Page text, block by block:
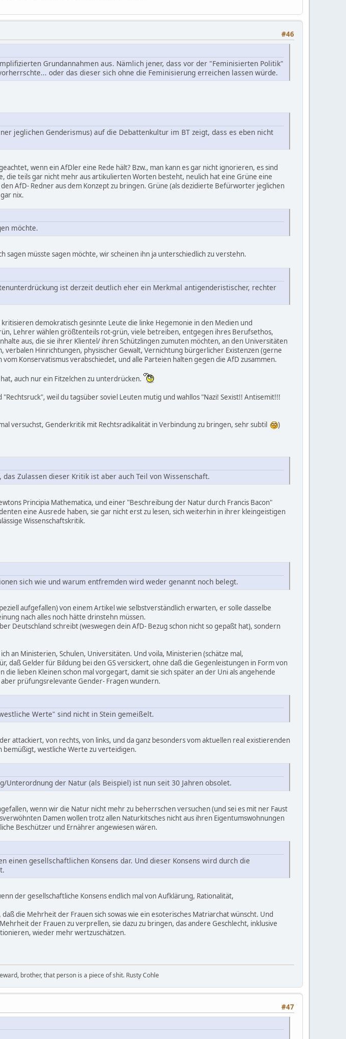
#46
Grundannahmen aus. Nämlich jener, dass vor der "Feminisierten Politik"
oder das dieser sich ohne die Feminisierung erreichen lassen würde.
jeglichen Genderismus) auf die Debattenkultur im BT zeigt, dass es eben nicht
wenn ein AfDler eine Rede hält? Bzw., man kann es gar nicht ignorieren, es sind
die teils gar nicht mehr aus artikulierten Worten besteht, neulich hat eine Grüne eine
AfD- Redner aus dem Konzept zu bringen. Grüne (als dezidierte Befürworter jeglichen
nix.
möchte.
müsste sagen möchte, wir scheinen ihn ja unterschiedlich zu verstehn.
ist derzeit deutlich eher ein Merkmal antigenderistischer, rechter
demokratisch gesinnte Leute die linke Hegemonie in den Medien und
Lehrer wählen größtenteils rot-grün, viele betreiben, entgegen ihres Berufsethos,
aus, die sie ihrer Klientel/ ihren Schützlingen zumuten möchten, an den Universitäten
Hinrichtungen, physischer Gewalt, Vernichtung bürgerlicher Existenzen (gerne
Konservatismus verabschiedet, und alle Parteien halten gegen die AfD zusammen.
auch nur ein Fitzelchen zu unterdrücken.
weil du tagsüber soviel Leuten mutig und wahllos "Nazi! Sexist!! Antisemit!!!
versuchst, Genderkritik mit Rechtsradikalität in Verbindung zu bringen, sehr subtil
)
Zulassen dieser Kritik ist aber auch Teil von Wissenschaft.
Principia Mathematica, und einer "Beschreibung der Natur durch Francis Bacon"
eine Ausrede haben, sie gar nicht erst zu lesen, sich weiterhin in ihrer kleingeistigen
Wissenschaftskritik.
sich wie und warum entfremden wird weder genannt noch belegt.
aufgefallen) von einem Artikel wie selbstverständlich erwarten, er solle dasselbe
nach alles noch hätte drinstehn müssen.
Deutschland schreibt (weswegen dein AfD- Bezug schon nicht so gepaßt hat), sondern
an Ministerien, Schulen, Universitäten. Und voila, Ministerien (schätze mal,
daß Gelder für Bildung bei den GS versickert, ohne daß die Gegenleistungen in Form von
lieben Kleinen schon mal vorgegart, damit sie sich später an der Uni als angehende
prüfungsrelevante Gender- Fragen wundern.
Werte" sind nicht in Stein gemeißelt.
attackiert, von rechts, von links, und da ganz besonders vom aktuellen real existierenden
bemüßigt, westliche Werte zu verteidigen.
Unterordnung der Natur (als Beispiel) ist nun seit 30 Jahren obsolet.
wenn wir die Natur nicht mehr zu beherrschen versuchen (und sei es mit ner Faust
Damen wollen trotz allen Naturkitsches nicht aus ihren Eigentumswohnungen
Beschützer und Ernährer angewiesen wären.
gesellschaftlichen Konsens dar. Und dieser Konsens wird durch die
der gesellschaftliche Konsens endlich mal von Aufklärung, Rationalität,
die Mehrheit der Frauen sich sowas wie ein esoterisches Matriarchat wünscht. Und
der Frauen zu verprellen, sie dazu zu bringen, das andere Geschlecht, inklusive
wieder mehr wertzuschätzen.
brother, that person is a piece of shit. Rusty Cohle
#47